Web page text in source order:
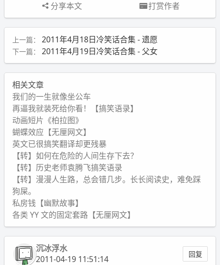
分享本文 打赏作者
上一篇： 2011年4月18日冷笑话合集 - 遗愿
下一篇： 2011年4月19日冷笑话合集 - 父女
相关文章
我们的一生就像坐公车
再逼我就装死给你看！【搞笑语录】
动画短片《柏拉图》
蝴蝶效应【无厘网文】
英文已很搞笑翻译却更残暴
【转】如何在危险的人间生存下去？
【转】历史老师袁腾飞搞笑语录
【转】漫漫人生路，总会错几步。长长阅读史，难免踩
狗屎。
私房钱【幽默故事】
各类 YY 文的固定套路【无厘网文】
沉冰浮水
2011-04-19 11:51:14
回复